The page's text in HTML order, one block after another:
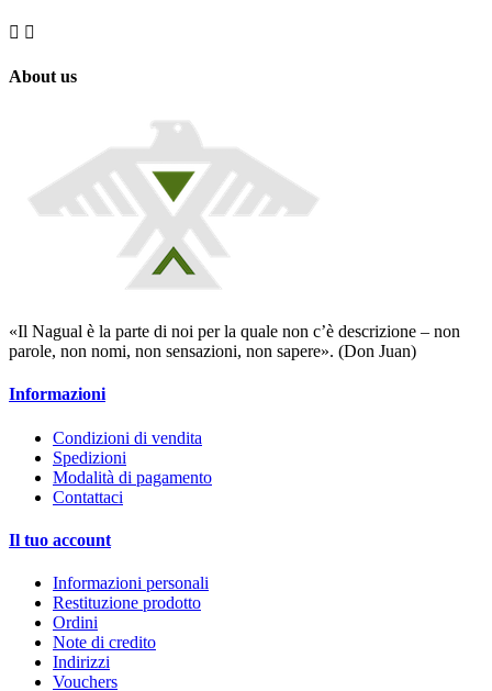
 
About us
«Il Nagual è la parte di noi per la quale non c’è descrizione – non
parole, non nomi, non sensazioni, non sapere». (Don Juan)
Informazioni
Condizioni di vendita
Spedizioni
Modalità di pagamento
Contattaci
Il tuo account
Informazioni personali
Restituzione prodotto
Ordini
Note di credito
Indirizzi
Vouchers